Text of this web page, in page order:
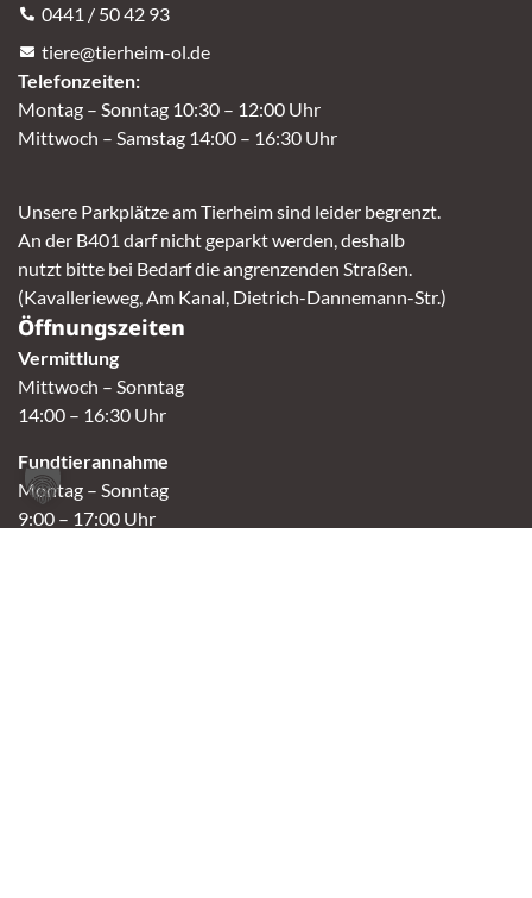
0441 / 50 42 93
tiere@tierheim-ol.de
Telefonzeiten:
Montag – Sonntag 10:30 – 12:00 Uhr
Mittwoch – Samstag 14:00 – 16:30 Uhr
Unsere Parkplätze am Tierheim sind leider begrenzt.
An der B401 darf nicht geparkt werden, deshalb
nutzt bitte bei Bedarf die angrenzenden Straßen.
(Kavallerieweg, Am Kanal, Dietrich-Dannemann-Str.)
Öffnungszeiten
Vermittlung
Mittwoch – Sonntag
14:00 – 16:30 Uhr
Fundtierannahme
Montag – Sonntag
9:00 – 17:00 Uhr